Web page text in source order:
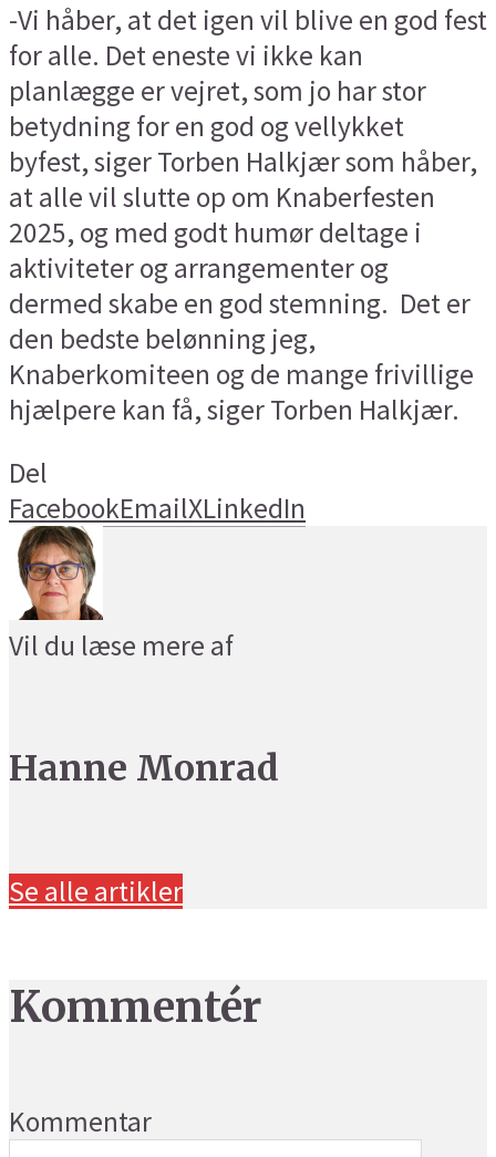
-Vi håber, at det igen vil blive en god fest
for alle. Det eneste vi ikke kan
planlægge er vejret, som jo har stor
betydning for en god og vellykket
byfest, siger Torben Halkjær som håber,
at alle vil slutte op om Knaberfesten
2025, og med godt humør deltage i
aktiviteter og arrangementer og
dermed skabe en god stemning. Det er
den bedste belønning jeg,
Knaberkomiteen og de mange frivillige
hjælpere kan få, siger Torben Halkjær.
Del
FacebookEmailXLinkedIn
Vil du læse mere af
Hanne Monrad
Se alle artikler
Kommentér
Kommentar